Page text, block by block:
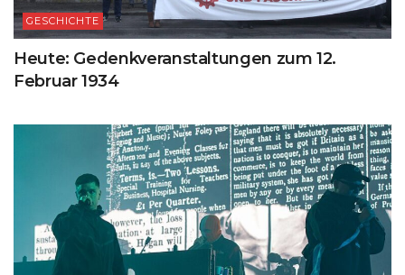
GESCHICHTE
Heute: Gedenkveranstaltungen zum 12.
Februar 1934